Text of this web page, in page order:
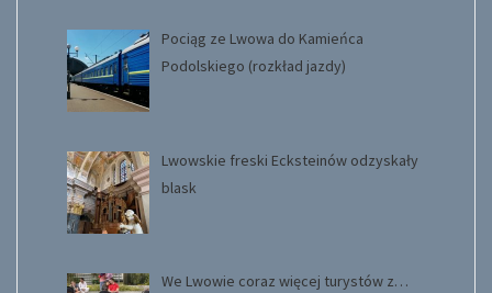
Pociąg ze Lwowa do Kamieńca
Podolskiego (rozkład jazdy)
Lwowskie freski Ecksteinów odzyskały
blask
We Lwowie coraz więcej turystów z…